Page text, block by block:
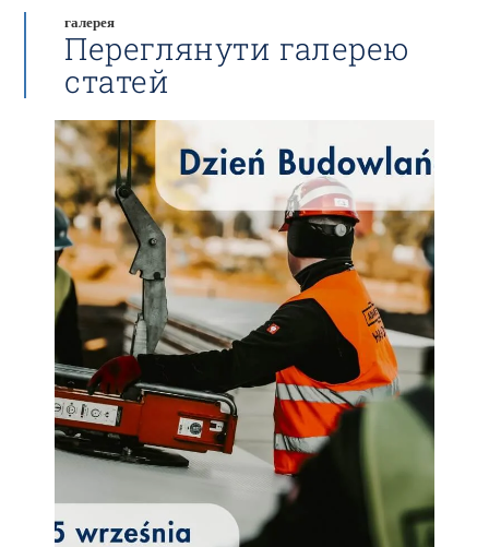
галерея
Переглянути галерею
статей